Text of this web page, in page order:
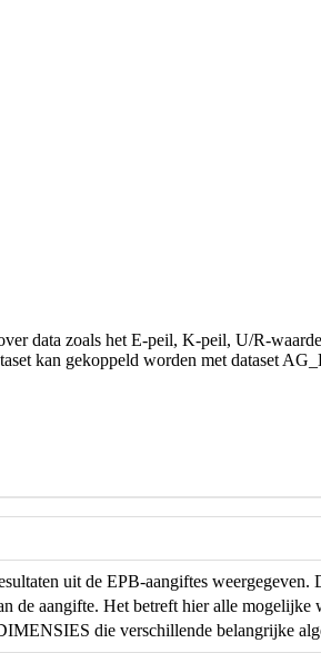
data zoals het E-peil, K-peil, U/R-
kan gekoppeld worden met dataset
uit de EPB-aangiftes
de aangifte. Het betreft hier alle mogelijke
die verschillende belangrijke